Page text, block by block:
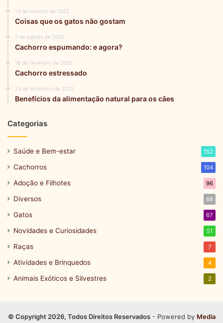
14 de outubro de 2022
Coisas que os gatos não gostam
2 de agosto de 2022
Cachorro espumando: e agora?
18 de fevereiro de 2023
Cachorro estressado
24 de setembro de 2022
Benefícios da alimentação natural para os cães
Categorias
Saúde e Bem-estar 152
Cachorros 104
Adoção e Filhotes 96
Diversos 68
Gatos 67
Novidades e Curiosidades 51
Raças 7
Atividades e Brinquedos 4
Animais Exóticos e Silvestres 2
© Copyright 2026, Todos Direitos Reservados- Powered by Media